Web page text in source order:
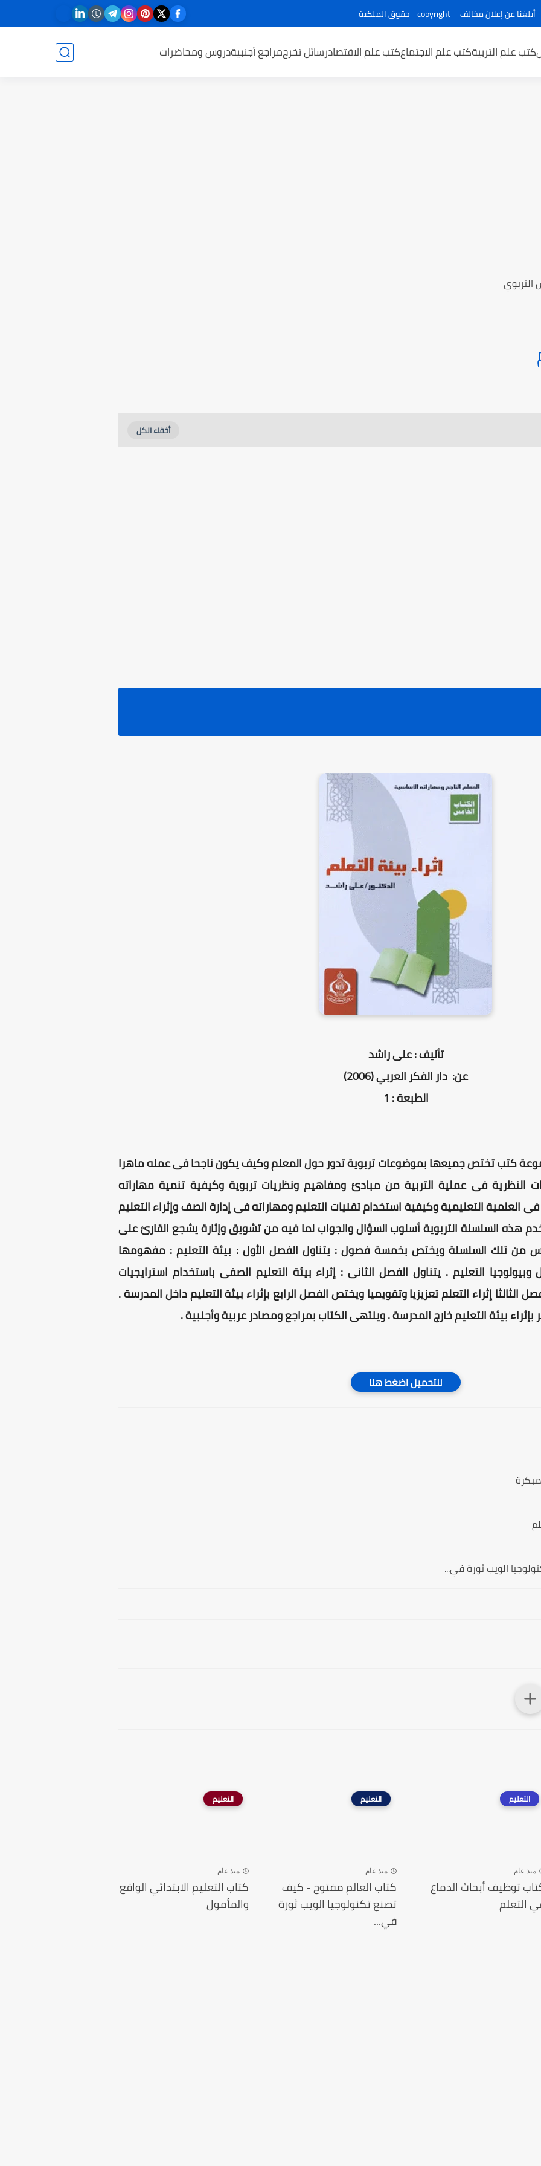
أبلغنا عن إعلان مخالف copyright - حقوق الملكية
كتب علم التربيةكتب علم الاجتماعكتب علم الاقتصادرسائل تخرجمراجع أجنبيةدروس ومحاضرات
التربوي
تأليف : على راشد
عن: دار الفكر العربي (2006)
الطبعة : 1
كتب تختص جميعها بموضوعات تربوية تدور حول المعلم وكيف يكون ناجحا فى عمله ماهرا
النظرية فى عملية التربية من مبادئ ومفاهيم ونظريات تربوية وكيفية تنمية مهاراته
العلمية التعليمية وكيفية استخدام تقنيات التعليم ومهاراته فى إدارة الصف وإثراء التعليم
هذه السلسلة التربوية أسلوب السؤال والجواب لما فيه من تشويق وإثارة يشجع القارئ على
من تلك السلسلة ويختص بخمسة فصول : يتناول الفصل الأول : بيئة التعليم : مفهومها
التعليم . يتناول الفصل الثانى : إثراء بيئة التعليم الصفى باستخدام استرايجيات
إثراء التعلم تعزيزيا وتقويميا ويختص الفصل الرابع بإثراء بيئة التعليم داخل المدرسة .
بيئة التعليم خارج المدرسة . وينتهى الكتاب بمراجع ومصادر عربية وأجنبية .
للتحميل اضغط هنا
الويب ثورة في...
التعليم
منذ عام
توظيف أبحاث الدماغ
التعلم
التعليم
منذ عام
كتاب العالم مفتوح - كيف
تصنع تكنولوجيا الويب ثورة
في...
التعليم
منذ عام
كتاب التعليم الابتدائي الواقع
والمأمول